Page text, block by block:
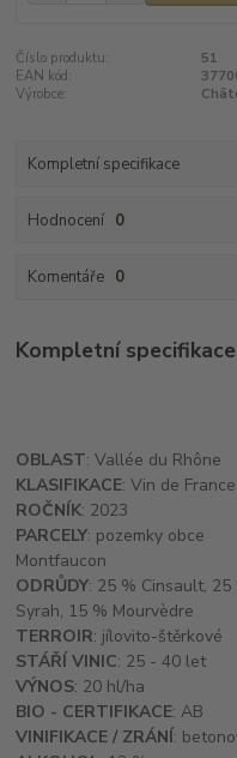
Číslo produktu:
51
EAN kód:
Výrobce:
Kompletní specifikace
Hodnocení 0
Komentáře 0
Kompletní specifikace
OBLAST: Vallée du Rhône
KLASIFIKACE: Vin de France
ROČNÍK: 2023
PARCELY: pozemky obce
Montfaucon
ODRŮDY: 25 % Cinsault,
Syrah, 15 % Mourvèdre
TERROIR: jílovito-štěrkové
STÁŘÍ VINIC: 25 - 40 let
VÝNOS: 20 hl/ha
BIO - CERTIFIKACE: AB
VINIFIKACE / ZRÁNÍ: